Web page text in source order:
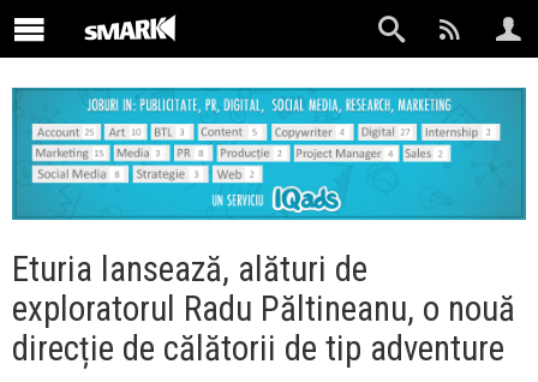
Eturia lansează, alături de
exploratorul Radu Păltineanu, o nouă
direcție de călătorii de tip adventure